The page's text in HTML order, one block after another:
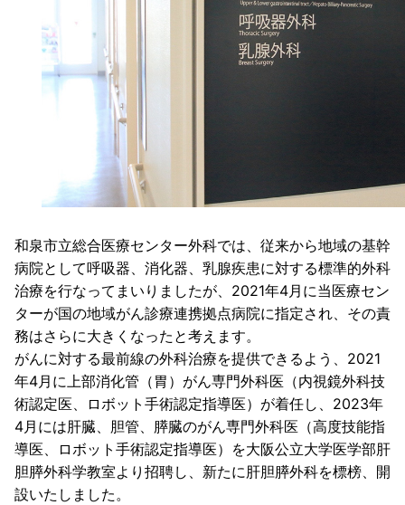
和泉市立総合医療センター外科では、従来から地域の基幹
病院として呼吸器、消化器、乳腺疾患に対する標準的外科
治療を行なってまいりましたが、2021年4月に当医療セン
ターが国の地域がん診療連携拠点病院に指定され、その責
務はさらに大きくなったと考えます。
がんに対する最前線の外科治療を提供できるよう、2021
年4月に上部消化管（胃）がん専門外科医（内視鏡外科技
術認定医、ロボット手術認定指導医）が着任し、2023年
4月には肝臓、胆管、膵臓のがん専門外科医（高度技能指
導医、ロボット手術認定指導医）を大阪公立大学医学部肝
胆膵外科学教室より招聘し、新たに肝胆膵外科を標榜、開
設いたしました。